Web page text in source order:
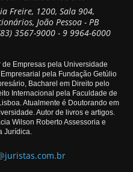
Freire, 1200, Sala 904,
João Pessoa - PB
3567-9000 - 9 9964-6000
Empresas pela Universidade
pela Fundação Getúlio
Bacharel em Direito pelo
Internacional pela Faculdade de
Atualmente é Doutorando em
Autor de livros e artigos.
Wilson Roberto Assessoria e
Jurídica.